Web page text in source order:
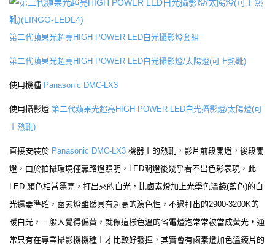
第二代蘋果光超亮HIGH POWER LED白光攝影燈套組
第二代蘋果光超亮HIGH POWER LED白光攝影燈/太陽燈(可上熱靴)
使用機種 Panasonic DMC-LX3
使用攝影燈 第二代蘋果光超亮HIGH POWER LED白光攝影燈/太陽燈(可
上熱靴)
直接安裝於 Panasonic DMC-LX3 機器上的熱靴，影片前段開燈，後段關
燈，由於拍攝環境僅靠路燈照明，LED關燈後幾乎看不出色彩表現，此
LED 顏色相當漂亮，打出來的白光，比鹵素燈加上光學色溫鏡(藍色)的白
光還要準確，鹵素燈雖然具有超高的演色性，不過打出的2900-3200K的
暖白光，一般人覺得偏黃，就像這樣色溫的省電燈泡常常被當成黃光，通
常只有在專業攝影機機種上才比較好發揮，其實會有鹵素燈加色溫鏡片的